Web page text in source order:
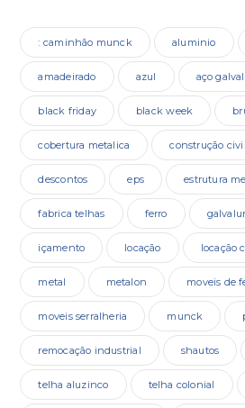
: caminhão munck aluminio
amadeirado azul aço
black friday black week
cobertura metalica construção civil
descontos eps estrutura
fabrica telhas ferro
içamento locação locação
metal metalon moveis de
moveis serralheria munck
remocação industrial shautos
telha aluzinco telha colonial